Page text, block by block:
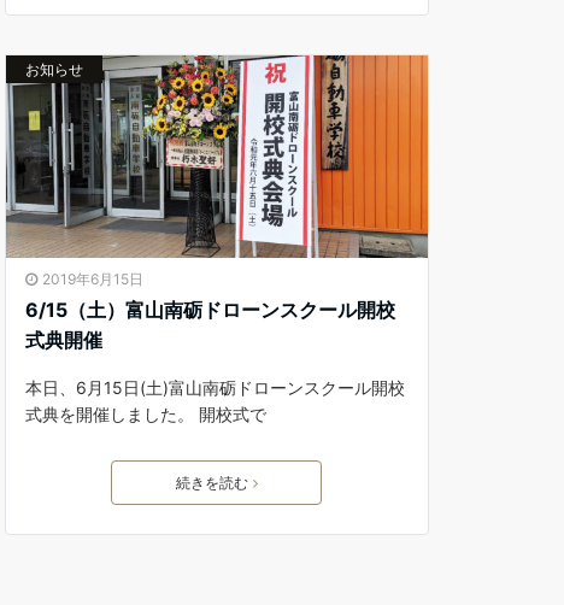
お知らせ
2019年6月15日
6/15（土）富山南砺ドローンスクール開校
式典開催
本日、6月15日(土)富山南砺ドローンスクール開校
式典を開催しました。 開校式で
続きを読む